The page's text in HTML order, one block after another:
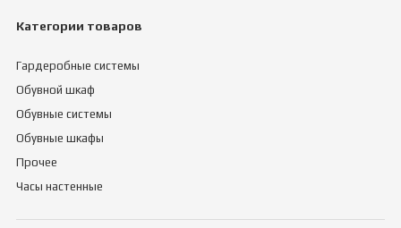
Категории товаров
Гардеробные системы
Обувной шкаф
Обувные системы
Обувные шкафы
Прочее
Часы настенные